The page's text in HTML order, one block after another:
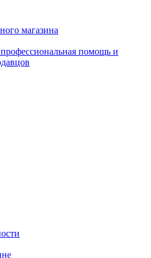
магазина
помощь и